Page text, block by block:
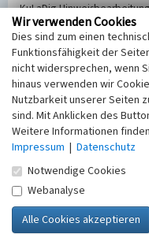
KuLaDig-
Selbstverständlich werden
Telemediengesetzes, des
dem 25.05.2018 gültigen
(EU-DSGVO) vertraulich
Hinweise zumDatenschutz
Nachricht
Sicherheitsabfrage
Wir verwenden Cookies
Dies sind zum einen
Funktionsfähigkeit der
nicht widersprechen, wenn
hinaus verwenden wir
Nutzbarkeit unserer Seiten
sind. Mit Anklicken des
Weitere Informationen
Impressum | Datenschutz
Notwendige Cookies
Webanalyse